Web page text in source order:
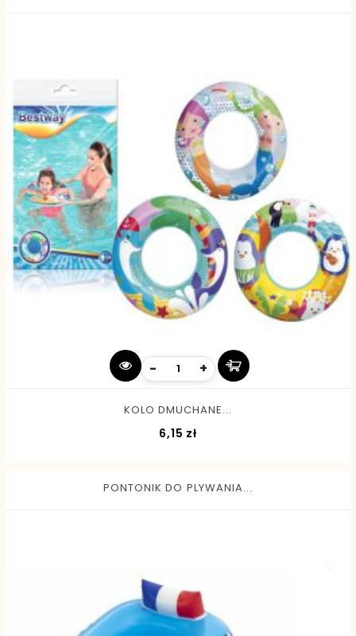
- +
KOLO DMUCHANE...
6,15 zł
PONTONIK DO PLYWANIA...